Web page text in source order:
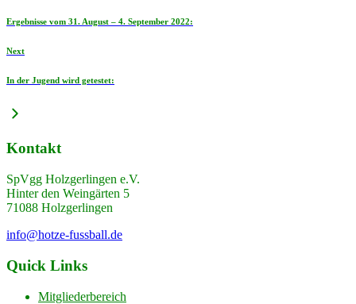
Ergebnisse vom 31. August – 4. September 2022:
Next
In der Jugend wird getestet:
Kontakt
SpVgg Holzgerlingen e.V.
Hinter den Weingärten 5
71088 Holzgerlingen
info@hotze-fussball.de
Quick Links
Mitgliederbereich